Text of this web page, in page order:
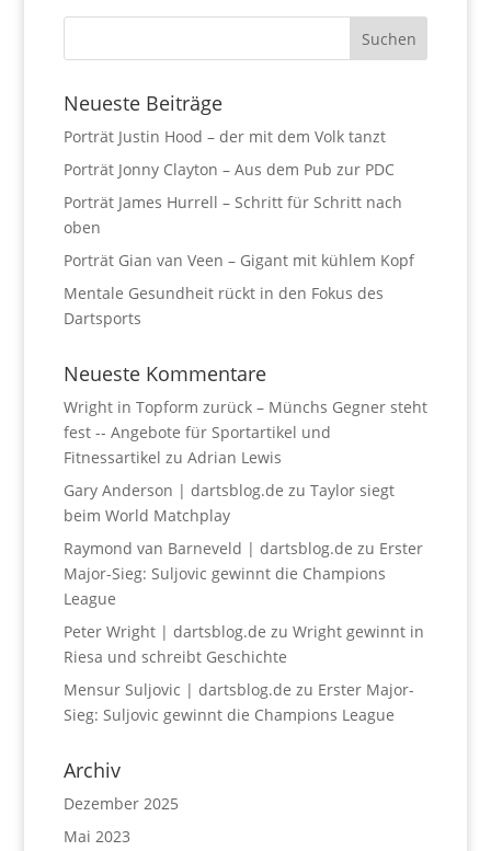
Neueste Beiträge
Porträt Justin Hood – der mit dem Volk tanzt
Porträt Jonny Clayton – Aus dem Pub zur PDC
Porträt James Hurrell – Schritt für Schritt nach
oben
Porträt Gian van Veen – Gigant mit kühlem Kopf
Mentale Gesundheit rückt in den Fokus des
Dartsports
Neueste Kommentare
Wright in Topform zurück – Münchs Gegner steht
fest -- Angebote für Sportartikel und
Fitnessartikel zu Adrian Lewis
Gary Anderson | dartsblog.de zu Taylor siegt
beim World Matchplay
Raymond van Barneveld | dartsblog.de zu Erster
Major-Sieg: Suljovic gewinnt die Champions
League
Peter Wright | dartsblog.de zu Wright gewinnt in
Riesa und schreibt Geschichte
Mensur Suljovic | dartsblog.de zu Erster Major-
Sieg: Suljovic gewinnt die Champions League
Archiv
Dezember 2025
Mai 2023